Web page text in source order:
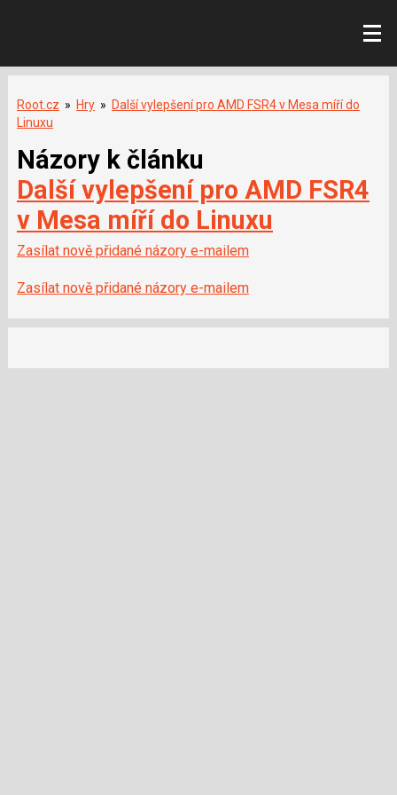
Root.cz » Hry » Další vylepšení pro AMD FSR4 v Mesa míří do
Linuxu
Názory k článku
Další vylepšení pro AMD FSR4
v Mesa míří do Linuxu
Zasílat nově přidané názory e-mailem
Zasílat nově přidané názory e-mailem